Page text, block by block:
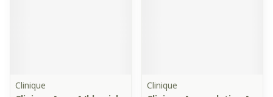
Clinique
Clinique